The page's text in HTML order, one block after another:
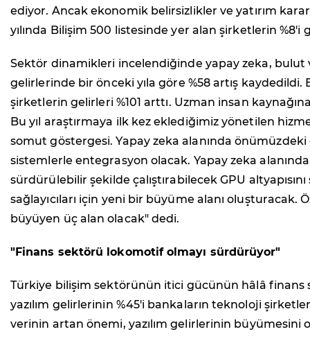
ediyor. Ancak ekonomik belirsizlikler ve yatırım
yılında Bilişim 500 listesinde yer alan şirketlerin %8'i
Sektör dinamikleri incelendiğinde yapay zeka,
gelirlerinde bir önceki yıla göre %58 artış
şirketlerin gelirleri %101 arttı. Uzman insan
Bu yıl araştırmaya ilk kez eklediğimiz yönetilen
somut göstergesi. Yapay zeka alanında
sistemlerle entegrasyon olacak. Yapay zeka
sürdürülebilir şekilde çalıştırabilecek GPU
sağlayıcıları için yeni bir büyüme alanı
büyüyen üç alan olacak" dedi.
"Finans sektörü lokomotif olmayı sürdürüyor"
Türkiye bilişim sektörünün itici gücünün hâlâ
yazılım gelirlerinin %45'i bankaların teknoloji
verinin artan önemi, yazılım gelirlerinin